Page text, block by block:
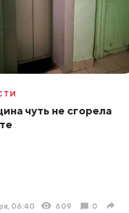
чуть не сгорела
06:40 609 0